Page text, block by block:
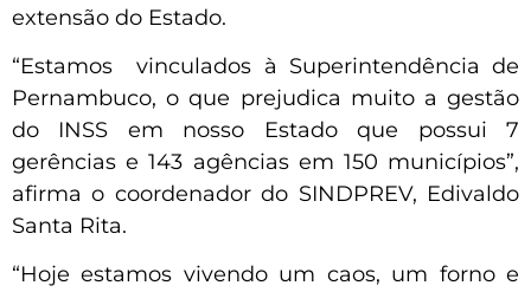
extensão do Estado.
“Estamos vinculados à Superintendência de
Pernambuco, o que prejudica muito a gestão
do INSS em nosso Estado que possui 7
gerências e 143 agências em 150 municípios”,
afirma o coordenador do SINDPREV, Edivaldo
Santa Rita.
“Hoje estamos vivendo um caos, um forno e